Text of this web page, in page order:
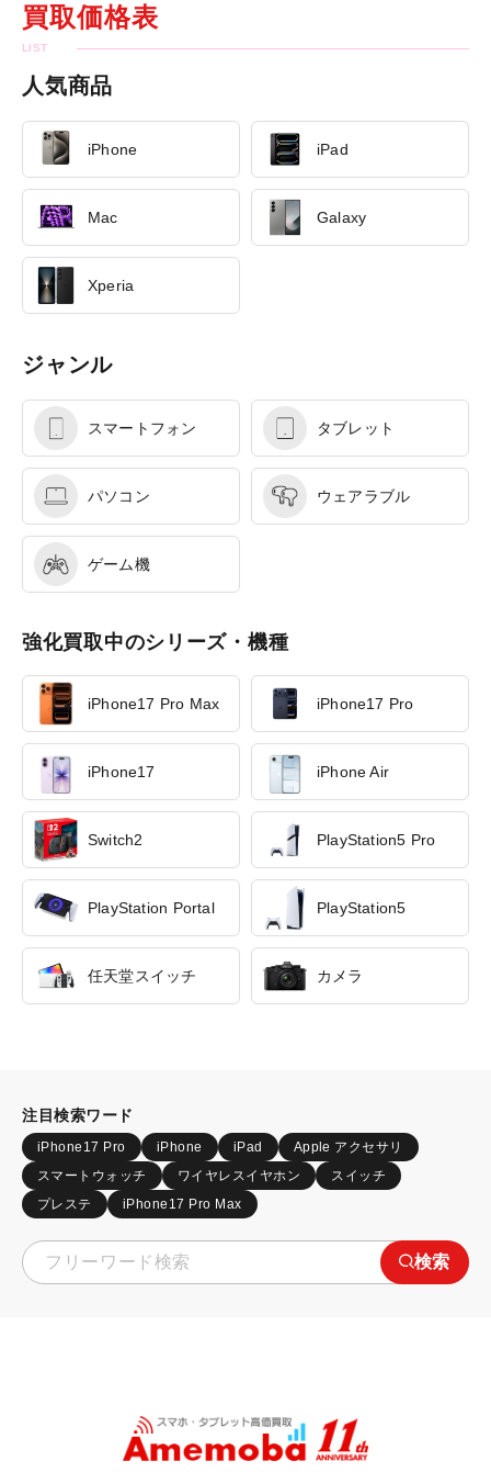
買取価格表
人気商品
iPhone iPad
Mac Galaxy
Xperia
ジャンル
スマートフォン タブレット
パソコン ウェアラブル
ゲーム機
強化買取中のシリーズ・機種
iPhone17 Pro Max iPhone17 Pro
iPhone17 iPhone Air
Switch2 PlayStation5 Pro
PlayStation Portal PlayStation5
任天堂スイッチ カメラ
注目検索ワード
iPhone17 Pro iPhone iPad
Apple アクセサリ
スマートウォッチ
ワイヤレスイヤホン
スイッチ
プレステ
iPhone17 Pro Max
検索